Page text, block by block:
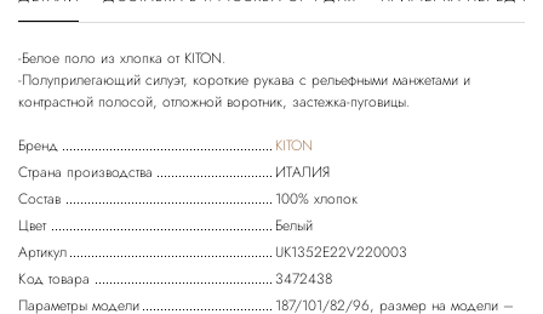
-Белое поло из хлопка от KITON.
-Полуприлегающий силуэт, короткие рукава с рельефными манжетами и
Бренд
KITON
Страна производства
ИТАЛИЯ
Состав
100% хлопок
Цвет
Белый
Артикул
UK1352E22V220003
Код товара
3472438
Параметры модели
187/101/82/96, размер на модели –